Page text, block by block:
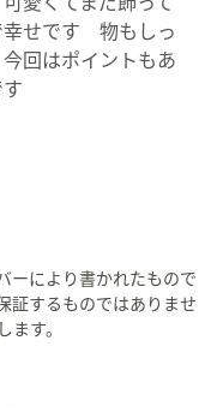
せです 物もしっ
回はポイントもあ
ーにより書かれたもので
証するものではありませ
す。